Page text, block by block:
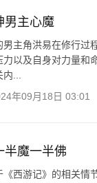
男主心魔
男主角洪易在修行过
力以及自身对力量和
...
年09月18日 03:01
半魔一半佛
《西游记》的相关情